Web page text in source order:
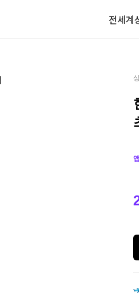
전세계